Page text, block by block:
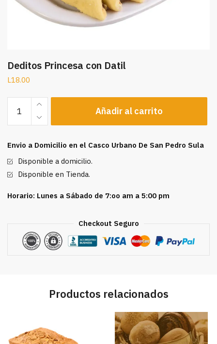
Deditos Princesa con Datil
L18.00
Princesa
con
cantidad
Añadir al carrito
Envio a Domicilio en el Casco Urbano De San Pedro Sula
Disponible a domicilio.
Disponible en Tienda.
Horario: Lunes a Sábado de 7:oo am a 5:00 pm
Checkout Seguro
Productos relacionados